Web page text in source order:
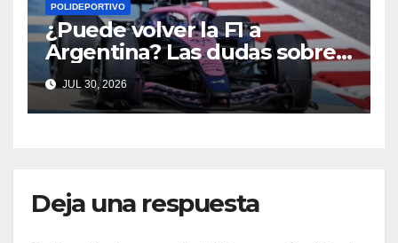
POLIDEPORTIVO
¿Puede volver la F1 a
Argentina? Las dudas sobre
Qatar y Abu Dabi reavivan la
ilusión
JUL 30, 2026
Deja una respuesta